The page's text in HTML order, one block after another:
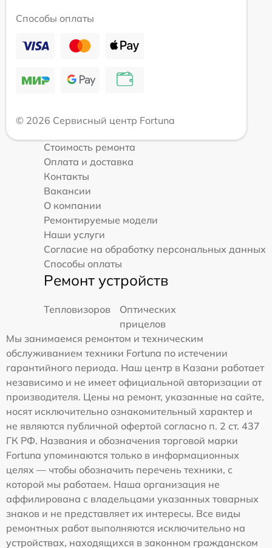
Способы оплаты
© 2026 Сервисный центр Fortuna
Стоимость ремонта
Оплата и доставка
Контакты
Вакансии
О компании
Ремонтируемые модели
Наши услуги
Согласие на обработку персональных данных
Способы оплаты
Ремонт устройств
Тепловизоров
Оптических
прицелов
Мы занимаемся ремонтом и техническим
обслуживанием техники Fortuna по истечении
гарантийного периода. Наш центр в Казани работает
независимо и не имеет официальной авторизации от
производителя. Цены на ремонт, указанные на сайте,
носят исключительно ознакомительный характер и
не являются публичной офертой согласно п. 2 ст. 437
ГК РФ. Названия и обозначения торговой марки
Fortuna упоминаются только в информационных
целях — чтобы обозначить перечень техники, с
которой мы работаем. Наша организация не
аффилирована с владельцами указанных товарных
знаков и не представляет их интересы. Все виды
ремонтных работ выполняются исключительно на
устройствах, находящихся в законном гражданском